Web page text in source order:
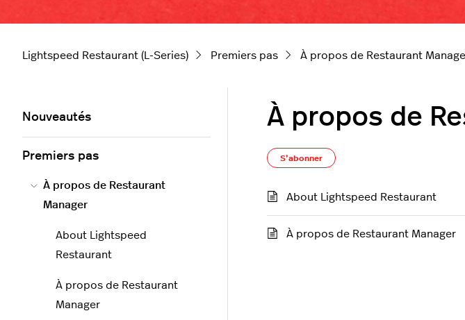
Lightspeed Restaurant (L-Series) Premiers pas À propos de Restaurant
À propos de
S’abonner
About Lightspeed Restaurant
À propos de Restaurant Manager
Nouveautés
Premiers pas
À propos de Restaurant
Manager
About Lightspeed
Restaurant
À propos de Restaurant
Manager